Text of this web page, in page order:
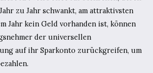
zu Jahr schwankt, am attraktivsten
Jahr kein Geld vorhanden ist, können
der universellen
auf ihr Sparkonto zurückgreifen, um